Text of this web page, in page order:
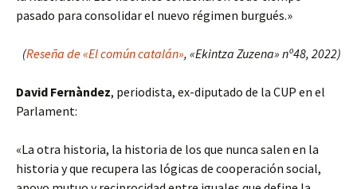
pasado para consolidar el nuevo régimen burgués.»
(Reseña de «El común catalán», «Ekintza Zuzena» nº48, 2022)
David Fernàndez, periodista, ex-diputado de la CUP en el
Parlament:
«La otra historia, la historia de los que nunca salen en la
historia y que recupera las lógicas de cooperación social,